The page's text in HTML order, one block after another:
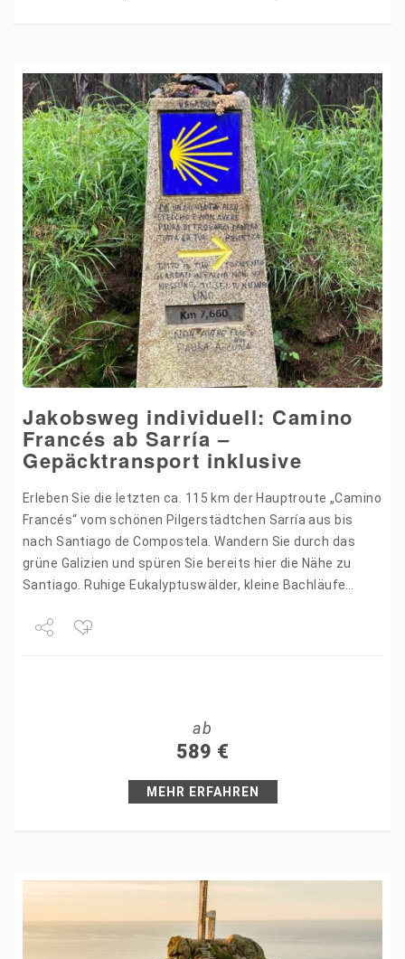
Jakobsweg individuell: Camino
Francés ab Sarría –
Gepäcktransport inklusive
Erleben Sie die letzten ca. 115 km der Hauptroute „Camino
Francés“ vom schönen Pilgerstädtchen Sarría aus bis
nach Santiago de Compostela. Wandern Sie durch das
grüne Galizien und spüren Sie bereits hier die Nähe zu
Santiago. Ruhige Eukalyptuswälder, kleine Bachläufe…
ab
589 €
MEHR ERFAHREN